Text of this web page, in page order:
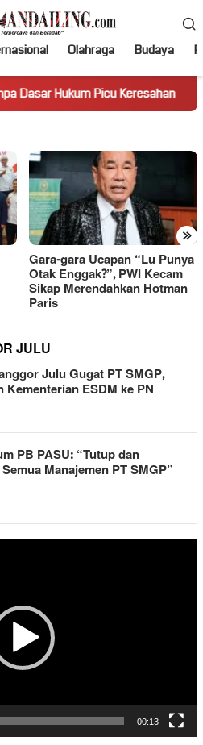
Olahraga Budaya
Picu Keresahan Truk
»
Gara-gara Ucapan “Lu Punya
Otak Enggak?”, PWI Kecam
Sikap Merendahkan Hotman
Paris
JULU
Julu Gugat PT SMGP,
Kementerian ESDM ke PN
PB PASU: “Tutup dan
Manajemen PT SMGP”
00:13